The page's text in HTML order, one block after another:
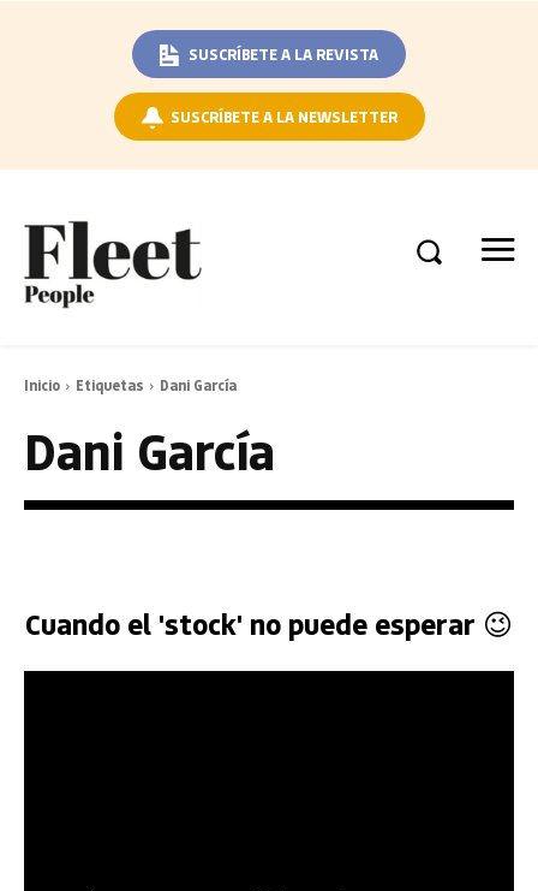
SUSCRÍBETE A LA REVISTA
SUSCRÍBETE A LA NEWSLETTER
Inicio Etiquetas Dani García
Dani García
Cuando el 'stock' no puede esperar 😉